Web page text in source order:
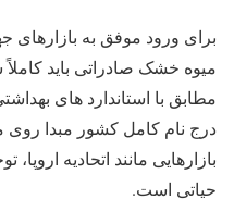
برای ورود موفق به
میوه خشک صادراتی باید
مطابق با استاندارد های
درج نام کامل کشور مبدا
بازارهایی مانند اتحادیه
حیاتی است.